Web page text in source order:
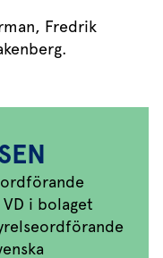
Fredrik
i bolaget